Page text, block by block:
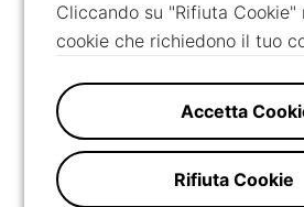
Cliccando su "Rifiuta
cookie che richiedono il tuo
Rifiuta Cookie
Accetta